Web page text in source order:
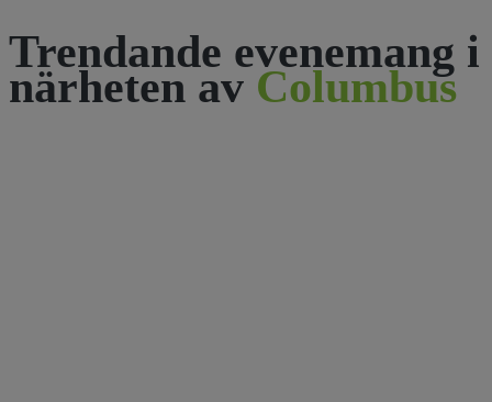
Trendande evenemang i
närheten av Columbus